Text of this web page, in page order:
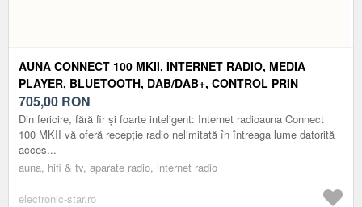
AUNA CONNECT 100 MKII, INTERNET RADIO, MEDIA
PLAYER, BLUETOOTH, DAB/DAB+, CONTROL PRIN
APLICAȚII
705,00 RON
Din fericire, fără fir și foarte inteligent: Internet radioauna Connect
100 MKII vă oferă recepție radio nelimitată în întreaga lume datorită
acces...
auna, hifi & tv, aparate radio, internet radio
electronic-star.ro